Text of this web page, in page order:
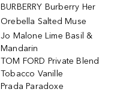
BURBERRY Burberry Her
Orebella Salted Muse
Jo Malone Lime Basil &
Mandarin
TOM FORD Private Blend
Tobacco Vanille
Prada Paradoxe